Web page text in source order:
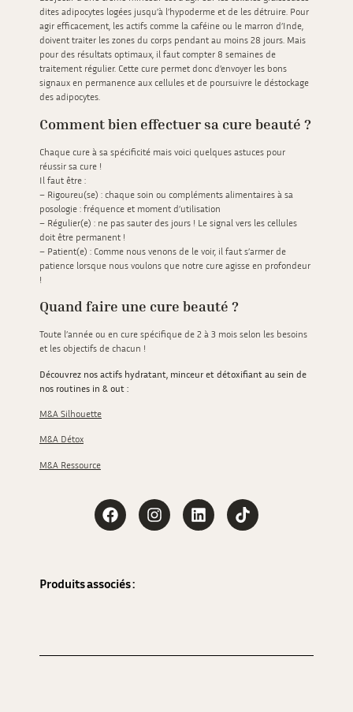
dites adipocytes logées jusqu’à l’hypoderme et de les détruire. Pour
agir efficacement, les actifs comme la caféine ou le marron d’Inde,
doivent traiter les zones du corps pendant au moins 28 jours. Mais
pour des résultats optimaux, il faut compter 8 semaines de
traitement régulier. Cette cure permet donc d’envoyer les bons
signaux en permanence aux cellules et de poursuivre le déstockage
des adipocytes.
Comment bien effectuer sa cure beauté ?
Chaque cure à sa spécificité mais voici quelques astuces pour
réussir sa cure !
Il faut être :
– Rigoureu(se) : chaque soin ou compléments alimentaires à sa
posologie : fréquence et moment d’utilisation
– Régulier(e) : ne pas sauter des jours ! Le signal vers les cellules
doit être permanent !
– Patient(e) : Comme nous venons de le voir, il faut s’armer de
patience lorsque nous voulons que notre cure agisse en profondeur
!
Quand faire une cure beauté ?
Toute l’année ou en cure spécifique de 2 à 3 mois selon les besoins
et les objectifs de chacun !
Découvrez nos actifs hydratant, minceur et détoxifiant au sein de
nos routines in & out :
M&A Silhouette
M&A Détox
M&A Ressource
Produits associés :